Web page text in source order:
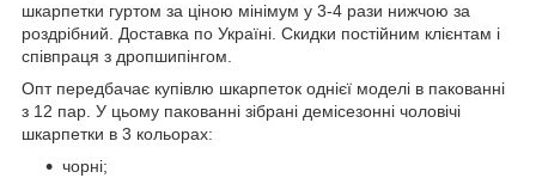
шкарпетки гуртом за ціною мінімум у 3-4 рази нижчою за
роздрібний. Доставка по Україні. Скидки постійним клієнтам і
співпраця з дропшипінгом.
Опт передбачає купівлю шкарпеток однієї моделі в пакованні
з 12 пар. У цьому пакованні зібрані демісезонні чоловічі
шкарпетки в 3 кольорах:
чорні;